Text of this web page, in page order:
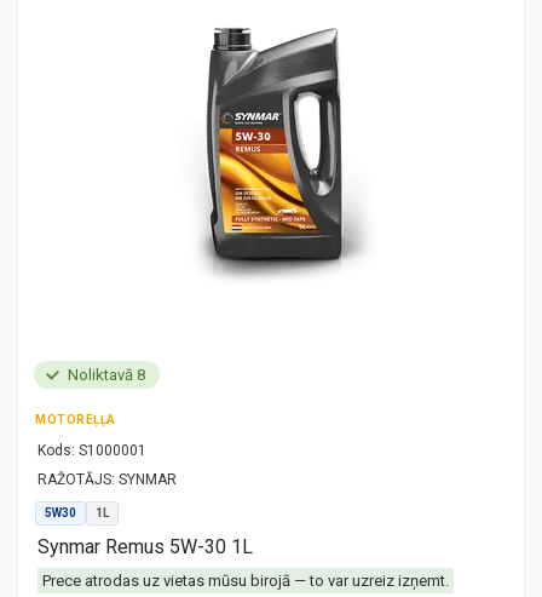
Noliktavā 8
MOTOREĻĻA
Kods: S1000001
RAŽOTĀJS: SYNMAR
5W30 1L
Synmar Remus 5W-30 1L
Prece atrodas uz vietas mūsu birojā — to var uzreiz izņemt.